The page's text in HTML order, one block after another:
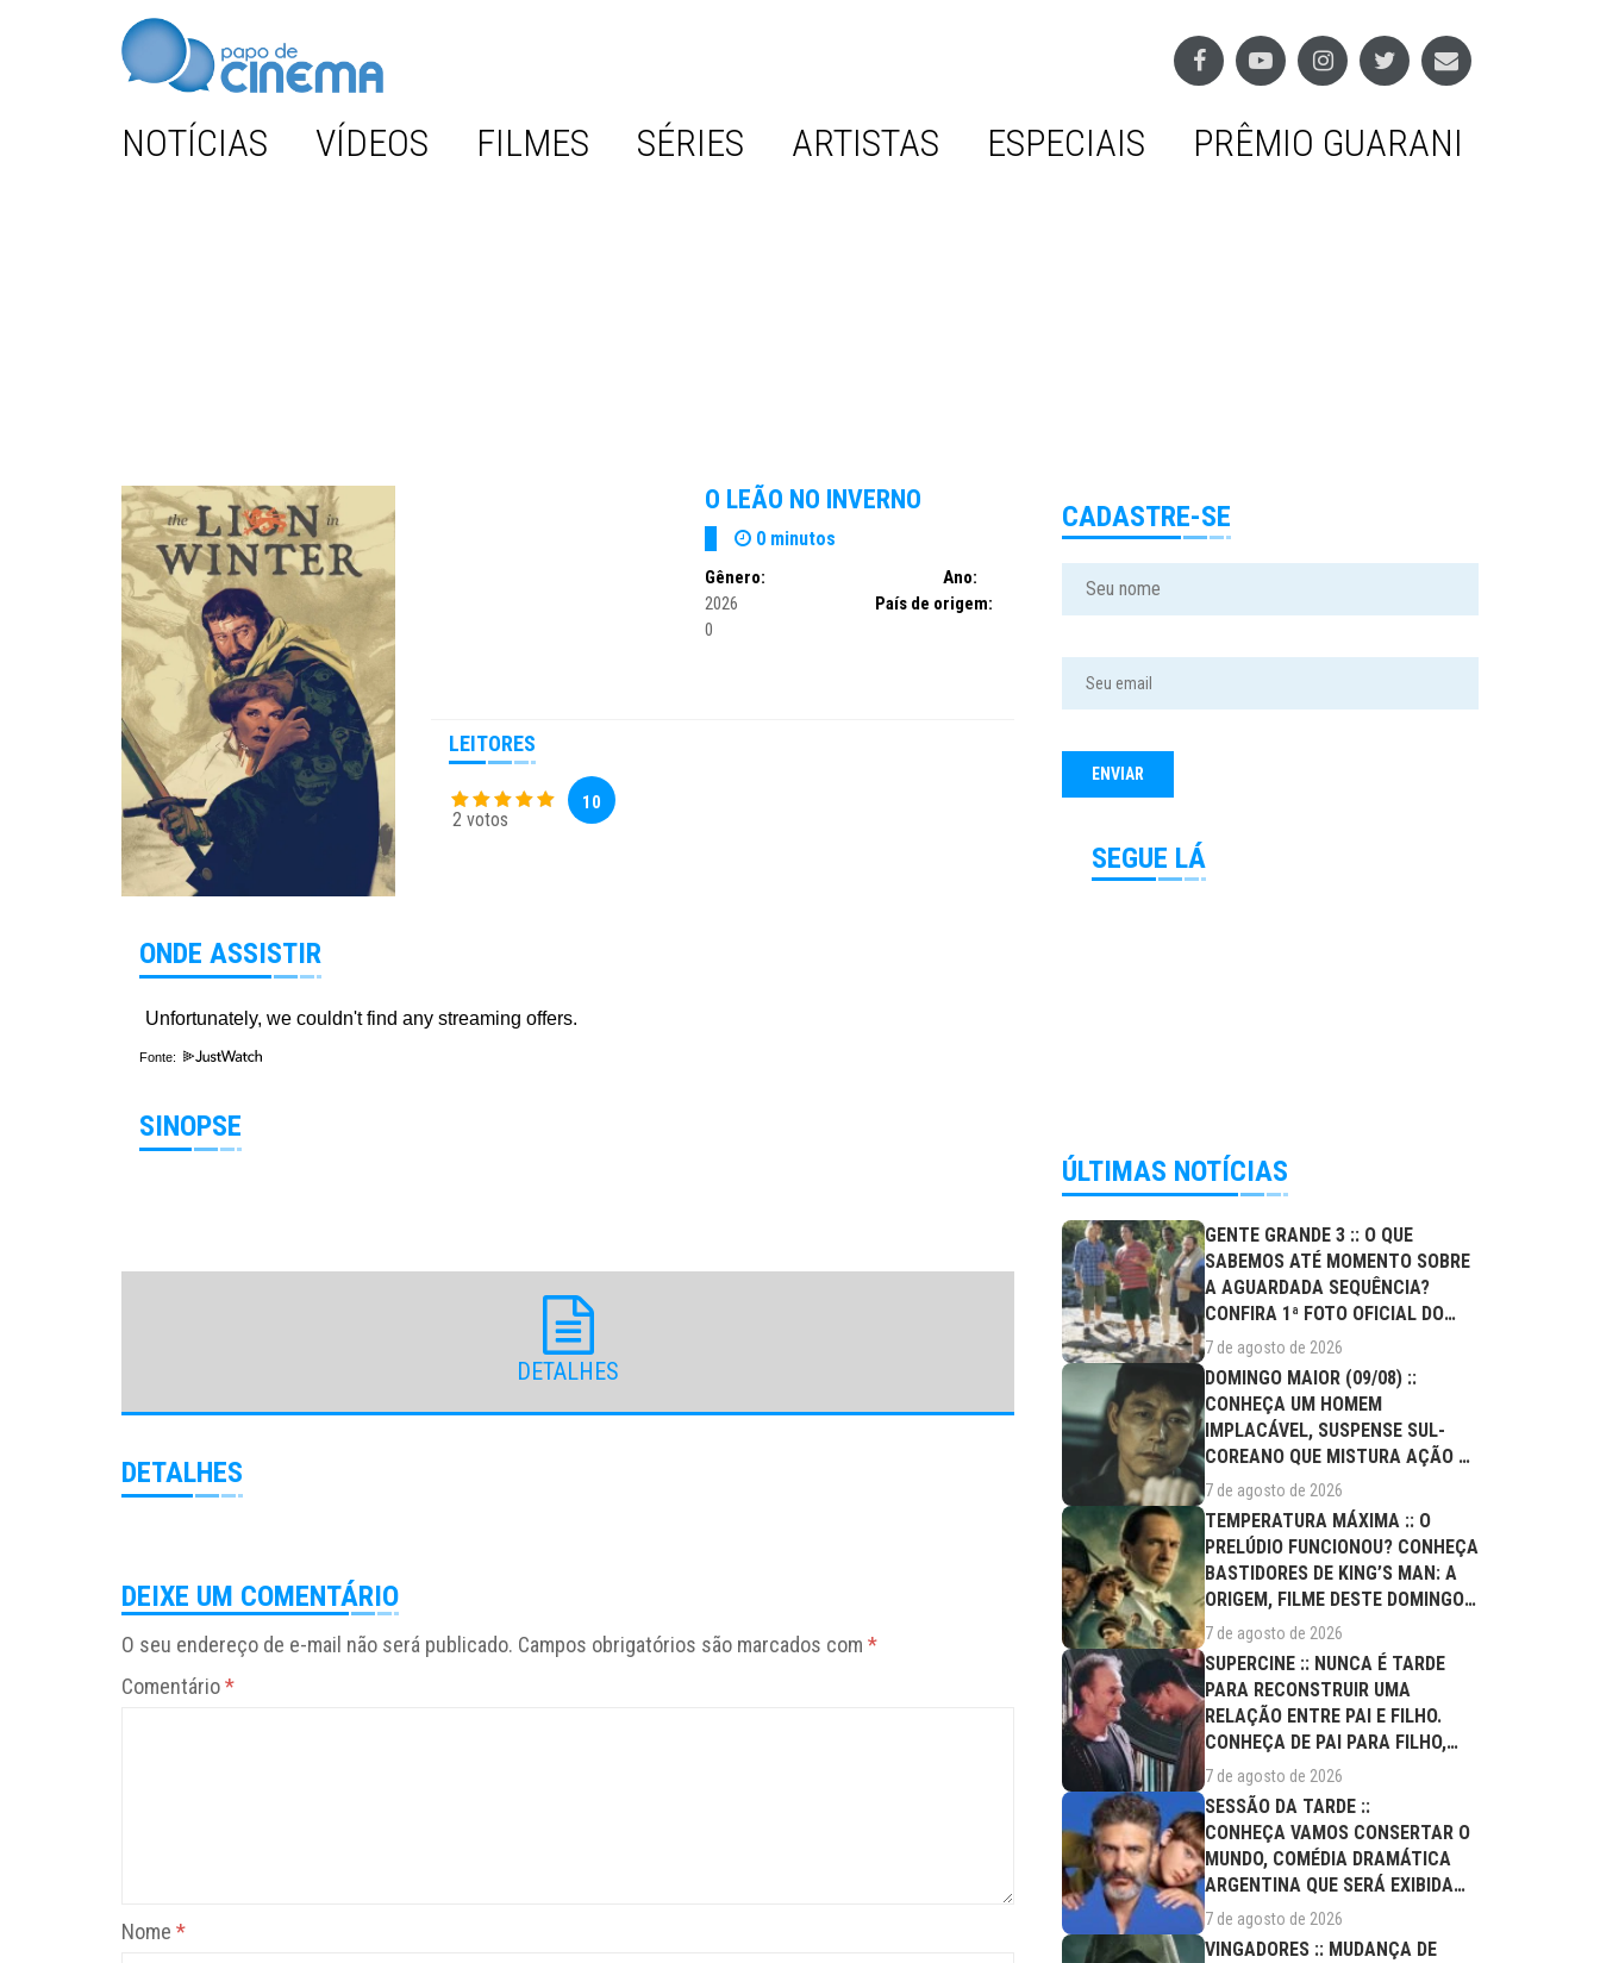
NOTÍCIAS VÍDEOS FILMES SÉRIES ARTISTAS ESPECIAIS PRÊMIO GUARANI
O LEÃO NO INVERNO
0 minutos
Gênero:
Ano:
2026
País de origem:
0
LEITORES
2 votos
10
ONDE ASSISTIR
Fonte:
SINOPSE
DETALHES
DETALHES
DEIXE UM COMENTÁRIO
O seu endereço de e-mail não será publicado. Campos obrigatórios são marcados com *
Comentário*
Nome *
CADASTRE-SE
SEGUE LÁ
ÚLTIMAS NOTÍCIAS
GENTE GRANDE 3 :: O QUE
SABEMOS ATÉ MOMENTO SOBRE
A AGUARDADA SEQUÊNCIA?
CONFIRA 1ª FOTO OFICIAL DO
ELENCO!
7 de agosto de 2026
DOMINGO MAIOR (09/08) ::
CONHEÇA UM HOMEM
IMPLACÁVEL, SUSPENSE SUL-
COREANO QUE MISTURA AÇÃO E
DRAMA FAMILIAR
7 de agosto de 2026
TEMPERATURA MÁXIMA :: O
PRELÚDIO FUNCIONOU? CONHEÇA
BASTIDORES DE KING’S MAN: A
ORIGEM, FILME DESTE DOMINGO
(09/08)
7 de agosto de 2026
SUPERCINE :: NUNCA É TARDE
PARA RECONSTRUIR UMA
RELAÇÃO ENTRE PAI E FILHO.
CONHEÇA DE PAI PARA FILHO,
FILME DESTE...
7 de agosto de 2026
SESSÃO DA TARDE ::
CONHEÇA VAMOS CONSERTAR O
MUNDO, COMÉDIA DRAMÁTICA
ARGENTINA QUE SERÁ EXIBIDA
NESTA SEXTA (07/08)
7 de agosto de 2026
VINGADORES :: MUDANÇA DE